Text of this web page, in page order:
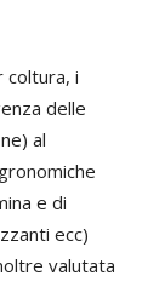
coltura, i
delle
al
e di
ecc)
valutata